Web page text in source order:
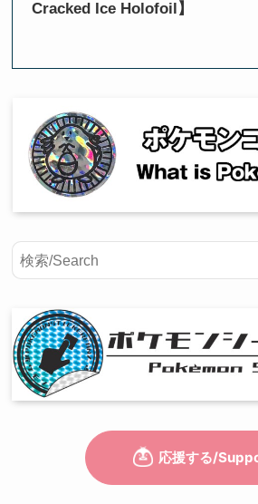
Cracked Ice Holofoil】